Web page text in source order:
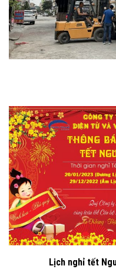
Lịch nghỉ tết